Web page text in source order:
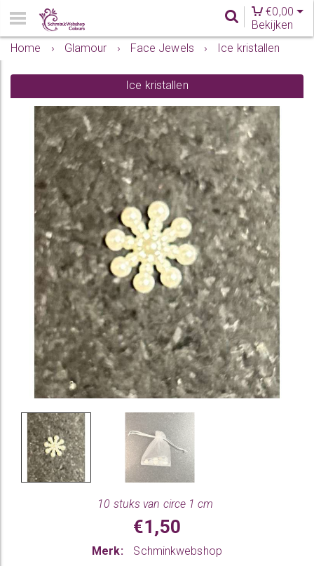
€0,00
Bekijken
Home
› Glamour › Face Jewels › Ice kristallen
Ice kristallen
10 stuks van circe 1 cm
€1,50
Merk:
Schminkwebshop